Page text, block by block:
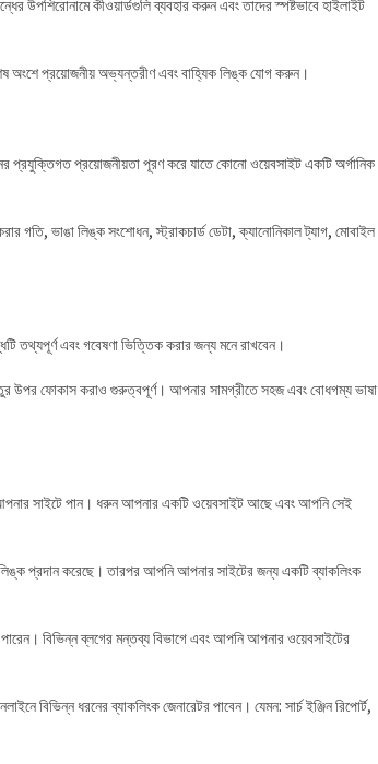
অংশে প্রয়োজনীয় অভ্যন্তরীণ এবং বাহ্যিক লিঙ্ক যোগ করুন।
প্রযুক্তিগত প্রয়োজনীয়তা পূরণ করে যাতে কোনো ওয়েবসাইট একটি অর্গানিক
ভাঙা লিঙ্ক সংশোধন, স্ট্রাকচার্ড ডেটা, ক্যানোনিকাল ট্যাগ, মোবাইল
তথ্যপূর্ণ এবং গবেষণা ভিত্তিক করার জন্য মনে রাখবেন।
উপর ফোকাস করাও গুরুত্বপূর্ণ। আপনার সামগ্রীতে সহজ এবং বোধগম্য ভাষা
সাইটে পান। ধরুন আপনার একটি ওয়েবসাইট আছে এবং আপনি সেই
প্রদান করেছে। তারপর আপনি আপনার সাইটের জন্য একটি ব্যাকলিংক
বিভিন্ন ব্লগের মন্তব্য বিভাগে এবং আপনি আপনার ওয়েবসাইটের
বিভিন্ন ধরনের ব্যাকলিংক জেনারেটর পাবেন। যেমন: সার্চ ইঞ্জিন রিপোর্ট,